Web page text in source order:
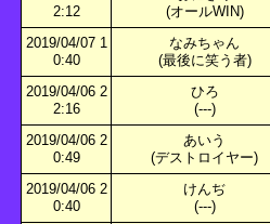
2:12
(オールWIN)
2019/04/07 1
0:40
なみちゃん
(最後に笑う者)
2019/04/06 2
2:16
ひろ
(---)
2019/04/06 2
0:49
あいう
(デストロイヤー)
2019/04/06 2
0:40
けんぢ
(---)